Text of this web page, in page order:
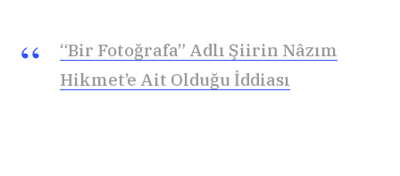
“Bir Fotoğrafa” Adlı Şiirin Nâzım
Hikmet’e Ait Olduğu İddiası